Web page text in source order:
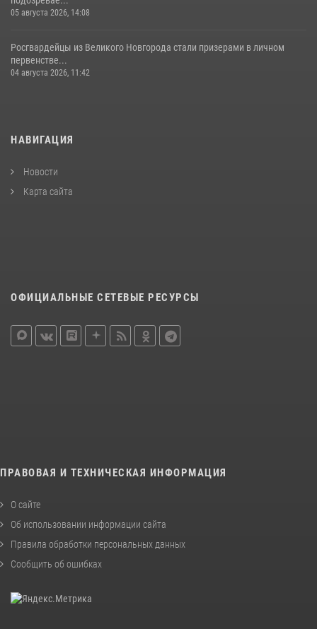
05 августа 2026, 14:08
Росгвардейцы из Великого Новгорода стали призерами в личном
первенстве...
04 августа 2026, 11:42
НАВИГАЦИЯ
Новости
Карта сайта
ОФИЦИАЛЬНЫЕ СЕТЕВЫЕ РЕСУРСЫ
ПРАВОВАЯ И ТЕХНИЧЕСКАЯ ИНФОРМАЦИЯ
О сайте
Об использовании информации сайта
Правила обработки персональных данных
Сообщить об ошибках